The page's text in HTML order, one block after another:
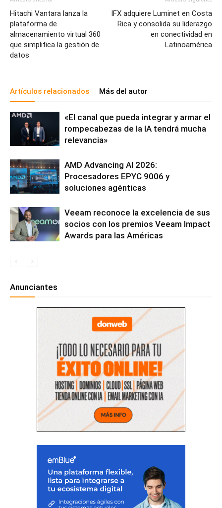
Hitachi Vantara lanza la
plataforma de
almacenamiento virtual 360
que simplifica la gestión de
datos
IFX adquiere Luminet en Costa
Rica y consolida su liderazgo
en conectividad en
Latinoamérica
Artículos relacionados Más del autor
«El canal que pueda integrar y armar el
rompecabezas de la IA tendrá mucha
relevancia»
AMD Advancing AI 2026:
Procesadores EPYC 9006 y
soluciones agénticas
Veeam reconoce la excelencia de sus
socios con los premios Veeam Impact
Awards para las Américas
Anunciantes